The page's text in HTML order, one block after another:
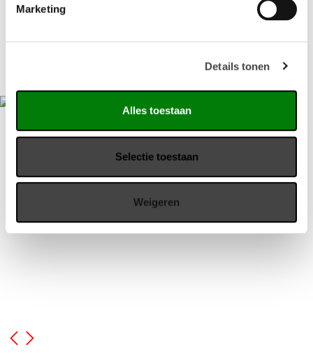
Marketing
Details tonen
Alles toestaan
Selectie toestaan
Weigeren
Een kantoorinrichting in de